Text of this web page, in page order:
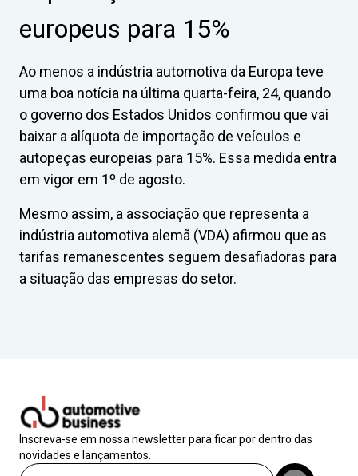
europeus para 15%
Ao menos a indústria automotiva da Europa teve
uma boa notícia na última quarta-feira, 24, quando
o governo dos Estados Unidos confirmou que vai
baixar a alíquota de importação de veículos e
autopeças europeias para 15%. Essa medida entra
em vigor em 1º de agosto.
Mesmo assim, a associação que representa a
indústria automotiva alemã (VDA) afirmou que as
tarifas remanescentes seguem desafiadoras para
a situação das empresas do setor.
Inscreva-se em nossa newsletter para ficar por dentro das
novidades e lançamentos.